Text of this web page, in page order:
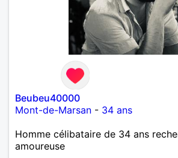
Beubeu40000
Mont-de-Marsan - 34 ans
Homme célibataire de 34 ans
amoureuse